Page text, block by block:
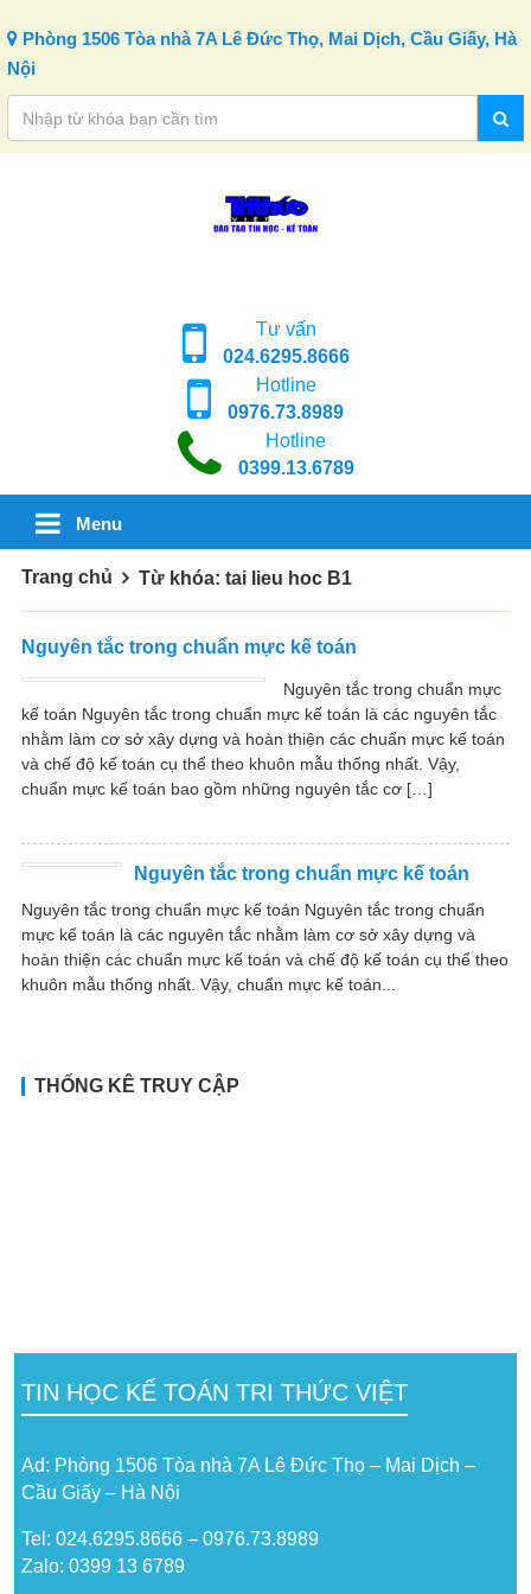
Phòng 1506 Tòa nhà 7A Lê Đức Thọ, Mai Dịch, Cầu Giấy, Hà
Nội
Tư vấn
024.6295.8666
Hotline
0976.73.8989
Hotline
0399.13.6789
Menu
Trang chủ Từ khóa: tai lieu hoc B1
Nguyên tắc trong chuẩn mực kế toán
Nguyên tắc trong chuẩn mực
kế toán Nguyên tắc trong chuẩn mực kế toán là các nguyên tắc
nhằm làm cơ sở xây dựng và hoàn thiện các chuẩn mực kế toán
và chế độ kế toán cụ thể theo khuôn mẫu thống nhất. Vậy,
chuẩn mực kế toán bao gồm những nguyên tắc cơ […]
Nguyên tắc trong chuẩn mực kế toán
Nguyên tắc trong chuẩn mực kế toán Nguyên tắc trong chuẩn
mực kế toán là các nguyên tắc nhằm làm cơ sở xây dựng và
hoàn thiện các chuẩn mực kế toán và chế độ kế toán cụ thể theo
khuôn mẫu thống nhất. Vậy, chuẩn mực kế toán...
THỐNG KÊ TRUY CẬP
TIN HỌC KẾ TOÁN TRI THỨC VIỆT
Ad: Phòng 1506 Tòa nhà 7A Lê Đức Thọ – Mai Dịch –
Cầu Giấy – Hà Nội
Tel: 024.6295.8666 – 0976.73.8989
Zalo: 0399 13 6789